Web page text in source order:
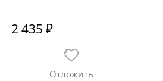
2 435 ₽